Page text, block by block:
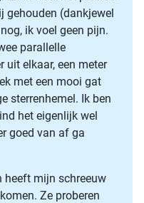
gehouden (dankjewel
ik voel geen pijn.
parallelle
uit elkaar, een meter
met een mooi gat
sterrenhemel. Ik ben
het eigenlijk wel
goed van af ga
heeft mijn schreeuw
Ze proberen